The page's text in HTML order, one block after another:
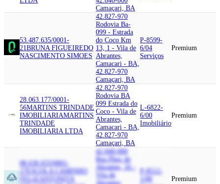
Camaçari, BA
53.487.635/0001-
21BRUNA FIGUEIREDO
NASCIMENTO SIMOES
42.827-970
Rodovia Ba-
099 - Estrada
do Coco Km
13, 1 - Vila de
Abrantes,
Camacari - BA,
42.827-970
Camaçari, BA
P-8599-
6/04
Serviços
Premium
28.063.177/0001-
56MARTINS TRINDADE
IMOBILIARIAMARTINS
TRINDADE
IMOBILIARIA LTDA
42.827-970
Rodovia BA
099 Estrada do
Coco - Vila de
Abrantes,
Camacari - BA,
42.827-970
Camaçari, BA
L-6822-
6/00
Imobiliário
Premium
08.630.033/0001-
ESCOLA CAMINHO
FELIZ
ANTONITA
42.840-000
Rua Phoc de
Abrantes, 16 -
Vila de
P-8512-
Premium